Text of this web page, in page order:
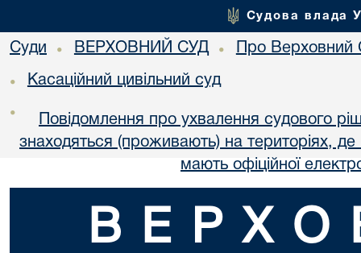
Судова влада
Суди • ВЕРХОВНИЙ СУД • Про Верховний
• Касаційний цивільний суд
•
Повідомлення про ухвалення судового
знаходяться (проживають) на територіях, де
мають офіційної